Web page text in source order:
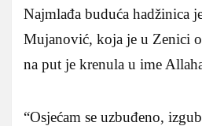
Najmlađa buduća hadžinica
Mujanović, koja je u Zenici
na put je krenula u ime
“Osjećam se uzbuđeno,